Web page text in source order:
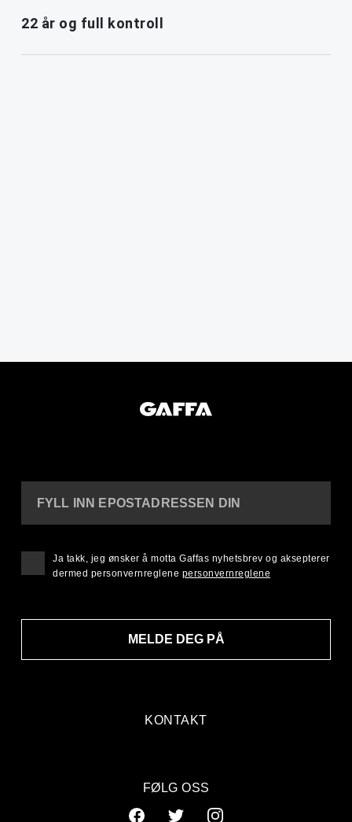
22 år og full kontroll
KONTAKT
FYLL INN EPOSTADRESSEN DIN
MELDE DEG PÅ
Ja takk, jeg ønsker å motta Gaffas nyhetsbrev og aksepterer
dermed personvernreglene personvernreglene
FØLG OSS